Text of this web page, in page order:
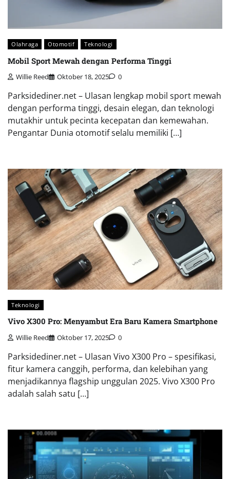
Olahraga Otomotif Teknologi
Mobil Sport Mewah dengan Performa Tinggi
Willie Reed Oktober 18, 2025 0
Parksidediner.net – Ulasan lengkap mobil sport mewah
dengan performa tinggi, desain elegan, dan teknologi
mutakhir untuk pecinta kecepatan dan kemewahan.
Pengantar Dunia otomotif selalu memiliki […]
Teknologi
Vivo X300 Pro: Menyambut Era Baru Kamera Smartphone
Willie Reed Oktober 17, 2025 0
Parksidediner.net – Ulasan Vivo X300 Pro – spesifikasi,
fitur kamera canggih, performa, dan kelebihan yang
menjadikannya flagship unggulan 2025. Vivo X300 Pro
adalah salah satu […]